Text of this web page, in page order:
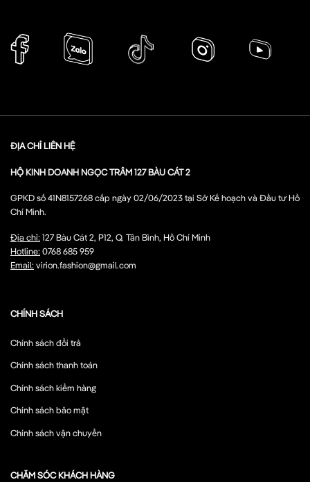
ĐỊA CHỈ LIÊN HỆ
HỘ KINH DOANH NGỌC TRÂM 127 BÀU CÁT 2
GPKD số 41N8157268 cấp ngày 02/06/2023 tại Sở Kế hoạch và Đầu tư Hồ
Chí Minh.
Địa chỉ:127 Bàu Cát 2, P12, Q. Tân Bình, Hồ Chí Minh
Hotline:0768 685 959
Email:virion.fashion@gmail.com
CHÍNH SÁCH
Chính sách đổi trả
Chính sách thanh toán
Chính sách kiểm hàng
Chính sách bảo mật
Chính sách vận chuyển
CHĂM SÓC KHÁCH HÀNG